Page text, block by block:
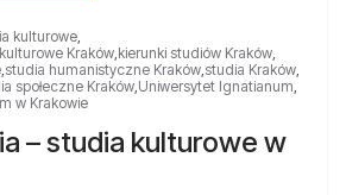
kulturowe,
Kraków,kierunki studiów Kraków,
,studia humanistyczne Kraków,studia Kraków,
społeczne Kraków,Uniwersytet Ignatianum,
w Krakowie
– studia kulturowe w